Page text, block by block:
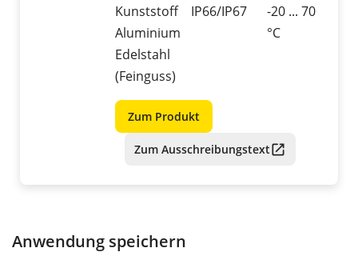
Kunststoff
Aluminium
Edelstahl
(Feinguss)
IP66/IP67
-20 ... 70
°C
Zum Produkt
Zum Ausschreibungstext
Anwendung speichern